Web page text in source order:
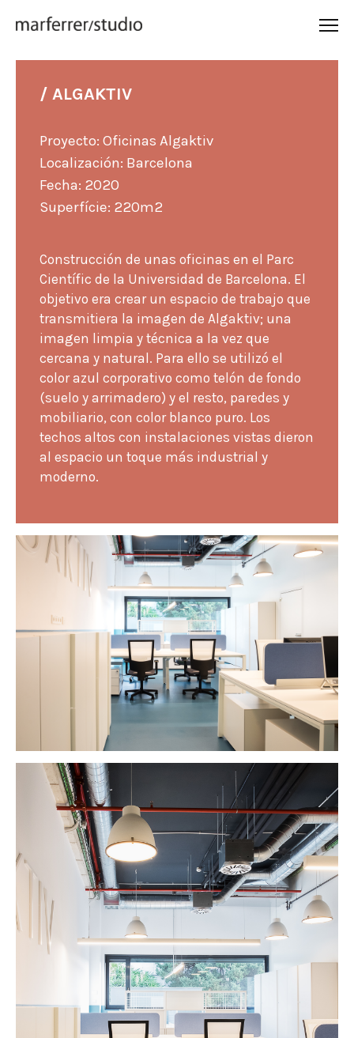
/ ALGAKTIV
Proyecto: Oficinas Algaktiv
Localización: Barcelona
Fecha: 2020
Superfície: 220m2
Construcción de unas oficinas en el Parc
Científic de la Universidad de Barcelona. El
objetivo era crear un espacio de trabajo que
transmitiera la imagen de Algaktiv; una
imagen limpia y técnica a la vez que
cercana y natural. Para ello se utilizó el
color azul corporativo como telón de fondo
(suelo y arrimadero) y el resto, paredes y
mobiliario, con color blanco puro. Los
techos altos con instalaciones vistas dieron
al espacio un toque más industrial y
moderno.